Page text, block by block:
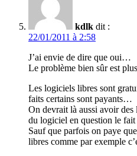
kdlk dit :
22/01/2011 à 2:58
J’ai envie de dire que oui…
Le problème bien sûr est
Les logiciels libres sont
faits certains sont payants…
On devrait là aussi avoir
du logiciel en question le fait
Sauf que parfois on paye
libres comme par exemple